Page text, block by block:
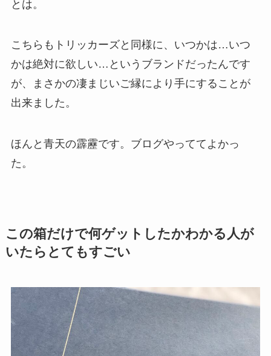
とは。
こちらもトリッカーズと同様に、いつかは…いつ
かは絶対に欲しい…というブランドだったんです
が、まさかの凄まじいご縁により手にすることが
出来ました。
ほんと青天の霹靂です。ブログやっててよかっ
た。
この箱だけで何ゲットしたかわかる人が
いたらとてもすごい